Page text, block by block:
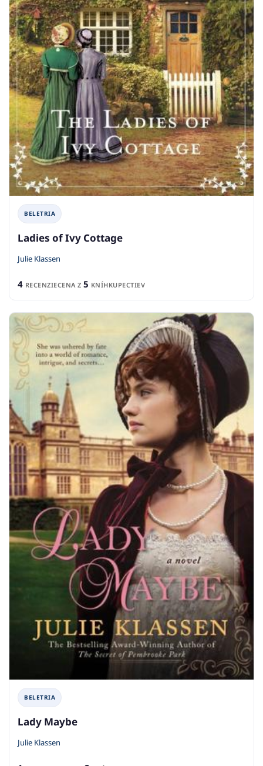
BELETRIA
Ladies of Ivy Cottage
Julie Klassen
4 RECENZIECENA Z 5 KNÍHKUPECTIEV
BELETRIA
Lady Maybe
Julie Klassen